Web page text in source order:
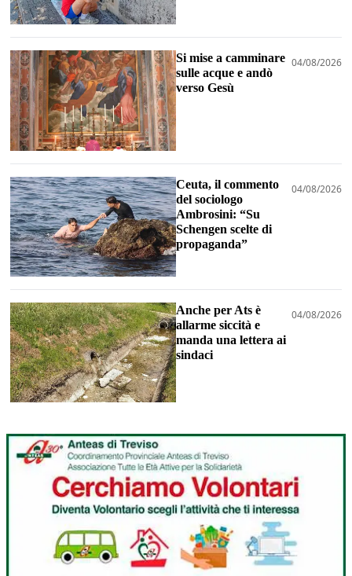
Si mise a camminare
sulle acque e andò
verso Gesù
04/08/2026
Ceuta, il commento
del sociologo
Ambrosini: “Su
Schengen scelte di
propaganda”
04/08/2026
Anche per Ats è
allarme siccità e
manda una lettera ai
sindaci
04/08/2026